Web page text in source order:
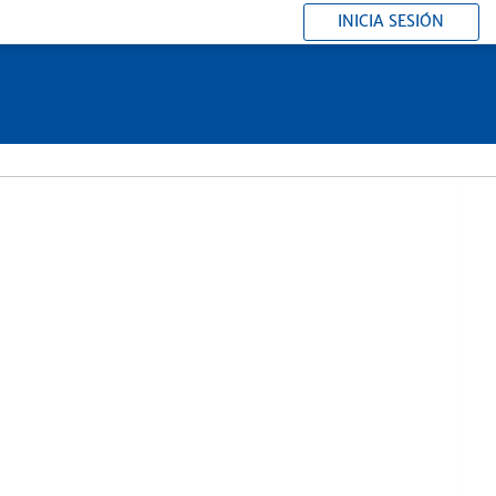
INICIA SESIÓN